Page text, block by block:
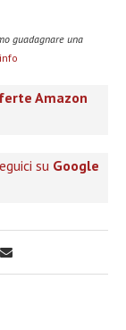
guadagnare una
Amazon
su Google